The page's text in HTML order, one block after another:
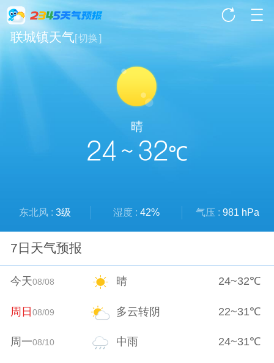
联城镇天气[切换]
晴
24 ~ 32℃
东北风 :3级 湿度 : 42% 气压 : 981 hPa
7日天气预报
今天08/08 晴 24~32℃
周日08/09 多云转阴 22~31℃
周一08/10 中雨 24~31℃